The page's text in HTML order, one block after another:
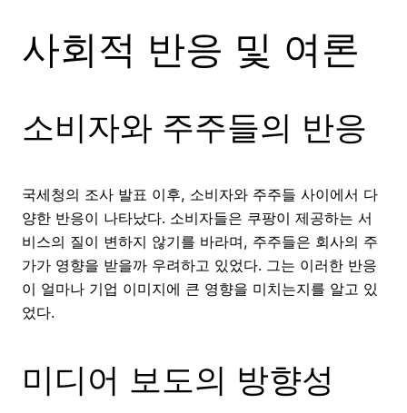
사회적 반응 및 여론
소비자와 주주들의 반응
국세청의 조사 발표 이후, 소비자와 주주들 사이에서 다
양한 반응이 나타났다. 소비자들은 쿠팡이 제공하는 서
비스의 질이 변하지 않기를 바라며, 주주들은 회사의 주
가가 영향을 받을까 우려하고 있었다. 그는 이러한 반응
이 얼마나 기업 이미지에 큰 영향을 미치는지를 알고 있
었다.
미디어 보도의 방향성